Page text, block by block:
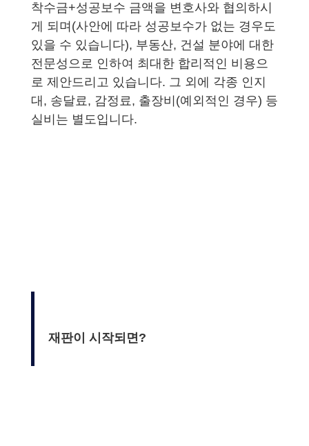
착수금+성공보수 금액을 변호사와 협의하시
게 되며(사안에 따라 성공보수가 없는 경우도
있을 수 있습니다), 부동산, 건설 분야에 대한
전문성으로 인하여 최대한 합리적인 비용으
로 제안드리고 있습니다. 그 외에 각종 인지
대, 송달료, 감정료, 출장비(예외적인 경우) 등
실비는 별도입니다.
재판이 시작되면?